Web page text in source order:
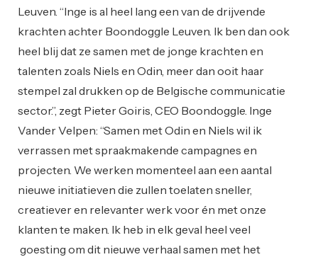
Leuven. “Inge is al heel lang een van de drijvende
krachten achter Boondoggle Leuven. Ik ben dan ook
heel blij dat ze samen met de jonge krachten en
talenten zoals Niels en Odin, meer dan ooit haar
stempel zal drukken op de Belgische communicatie
sector.”, zegt Pieter Goiris, CEO Boondoggle. Inge
Vander Velpen: “Samen met Odin en Niels wil ik
verrassen met spraakmakende campagnes en
projecten. We werken momenteel aan een aantal
nieuwe initiatieven die zullen toelaten sneller,
creatiever en relevanter werk voor én met onze
klanten te maken. Ik heb in elk geval heel veel
goesting om dit nieuwe verhaal samen met het